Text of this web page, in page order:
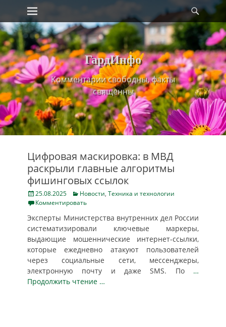
Skip
to
content
Primary Menu
ГардИнфо
Комментарии свободны, факты
священны
Цифровая маскировка: в МВД
раскрыли главные алгоритмы
фишинговых ссылок
Posted
on
25.08.2025 Categories
Новости, Техника и технологии
Комментировать
Эксперты Министерства внутренних дел России
систематизировали ключевые маркеры,
выдающие мошеннические интернет-ссылки,
которые ежедневно атакуют пользователей
через социальные сети, мессенджеры,
электронную почту и даже SMS. По …
Продолжить чтение …